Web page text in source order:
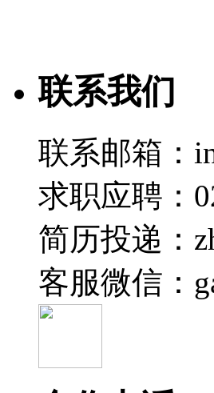
联系我们
联系邮箱：
求职应聘：
简历投递：
客服微信：